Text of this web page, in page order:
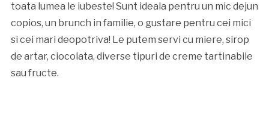
toata lumea le iubeste! Sunt ideala pentru un mic dejun
copios, un brunch in familie, o gustare pentru cei mici
si cei mari deopotriva! Le putem servi cu miere, sirop
de artar, ciocolata, diverse tipuri de creme tartinabile
sau fructe.